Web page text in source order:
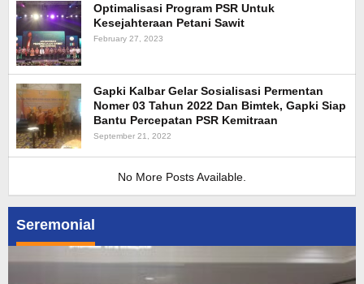
Seremonial
Optimalisasi Program PSR Untuk
Kesejahteraan Petani Sawit
February 27, 2023
Gapki Kalbar Gelar Sosialisasi Permentan
Nomer 03 Tahun 2022 Dan Bimtek, Gapki Siap
Bantu Percepatan PSR Kemitraan
September 21, 2022
No More Posts Available.